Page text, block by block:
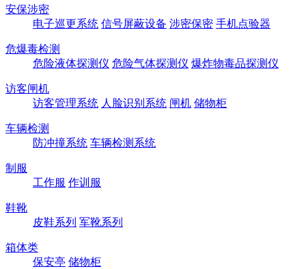
安保涉密
电子巡更系统 信号屏蔽设备 涉密保密 手机点验器
危爆毒检测
危险液体探测仪 危险气体探测仪 爆炸物毒品探测仪
访客闸机
访客管理系统 人脸识别系统 闸机 储物柜
车辆检测
防冲撞系统 车辆检测系统
制服
工作服 作训服
鞋靴
皮鞋系列 军靴系列
箱体类
保安亭 储物柜